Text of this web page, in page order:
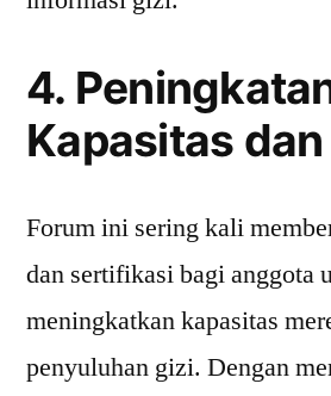
4.
Kapasitas
Forum ini sering kali
dan sertifikasi bagi anggota
meningkatkan kapasitas
penyuluhan gizi. Dengan